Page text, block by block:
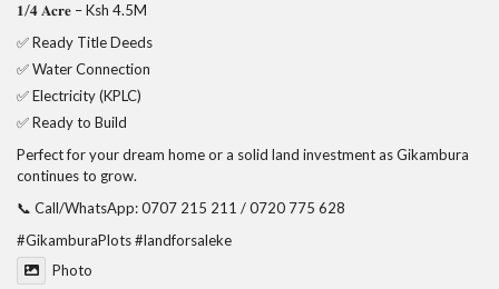
𝟏/𝟒 𝐀𝐜𝐫𝐞 – Ksh 4.5M
✅ Ready Title Deeds
✅ Water Connection
✅ Electricity (KPLC)
✅ Ready to Build
Perfect for your dream home or a solid land investment as Gikambura
continues to grow.
📞 Call/WhatsApp: 0707 215 211 / 0720 775 628
#GikamburaPlots#landforsaleke
Photo